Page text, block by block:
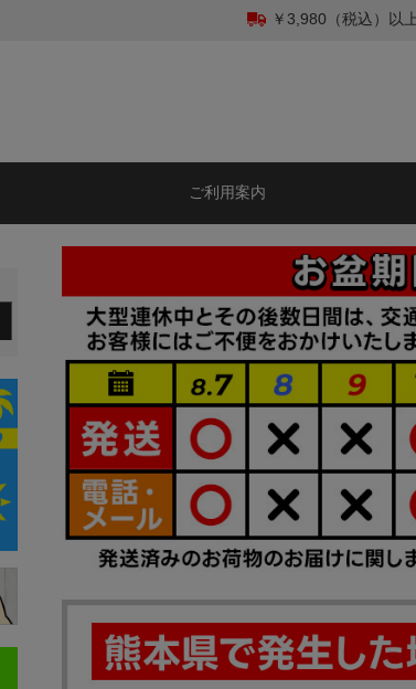
￥3,980（税込）以
ご利用案内